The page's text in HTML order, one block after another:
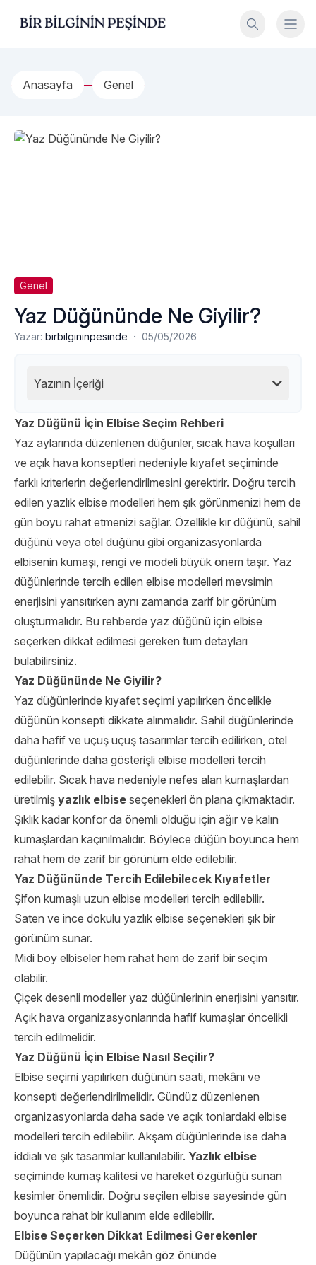
Bir Bilginin Peşinde!
Anasayfa Genel
Genel
Yaz Düğününde Ne Giyilir?
Yazar: birbilgininpesinde · 05/05/2026
Yazının İçeriği
Yaz Düğünü İçin Elbise Seçim Rehberi
Yaz aylarında düzenlenen düğünler, sıcak hava koşulları
ve açık hava konseptleri nedeniyle kıyafet seçiminde
farklı kriterlerin değerlendirilmesini gerektirir. Doğru tercih
edilen yazlık elbise modelleri hem şık görünmenizi hem de
gün boyu rahat etmenizi sağlar. Özellikle kır düğünü, sahil
düğünü veya otel düğünü gibi organizasyonlarda
elbisenin kumaşı, rengi ve modeli büyük önem taşır. Yaz
düğünlerinde tercih edilen elbise modelleri mevsimin
enerjisini yansıtırken aynı zamanda zarif bir görünüm
oluşturmalıdır. Bu rehberde yaz düğünü için elbise
seçerken dikkat edilmesi gereken tüm detayları
bulabilirsiniz.
Yaz Düğününde Ne Giyilir?
Yaz düğünlerinde kıyafet seçimi yapılırken öncelikle
düğünün konsepti dikkate alınmalıdır. Sahil düğünlerinde
daha hafif ve uçuş uçuş tasarımlar tercih edilirken, otel
düğünlerinde daha gösterişli elbise modelleri tercih
edilebilir. Sıcak hava nedeniyle nefes alan kumaşlardan
üretilmiş yazlık elbise seçenekleri ön plana çıkmaktadır.
Şıklık kadar konfor da önemli olduğu için ağır ve kalın
kumaşlardan kaçınılmalıdır. Böylece düğün boyunca hem
rahat hem de zarif bir görünüm elde edilebilir.
Yaz Düğününde Tercih Edilebilecek Kıyafetler
Şifon kumaşlı uzun elbise modelleri tercih edilebilir.
Saten ve ince dokulu yazlık elbise seçenekleri şık bir
görünüm sunar.
Midi boy elbiseler hem rahat hem de zarif bir seçim
olabilir.
Çiçek desenli modeller yaz düğünlerinin enerjisini yansıtır.
Açık hava organizasyonlarında hafif kumaşlar öncelikli
tercih edilmelidir.
Yaz Düğünü İçin Elbise Nasıl Seçilir?
Elbise seçimi yapılırken düğünün saati, mekânı ve
konsepti değerlendirilmelidir. Gündüz düzenlenen
organizasyonlarda daha sade ve açık tonlardaki elbise
modelleri tercih edilebilir. Akşam düğünlerinde ise daha
iddialı ve şık tasarımlar kullanılabilir. Yazlık elbise
seçiminde kumaş kalitesi ve hareket özgürlüğü sunan
kesimler önemlidir. Doğru seçilen elbise sayesinde gün
boyunca rahat bir kullanım elde edilebilir.
Elbise Seçerken Dikkat Edilmesi Gerekenler
Düğünün yapılacağı mekân göz önünde